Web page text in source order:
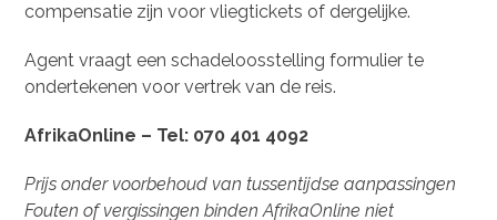
compensatie zijn voor vliegtickets of dergelijke.
Agent vraagt een schadeloosstelling formulier te
ondertekenen voor vertrek van de reis.
AfrikaOnline – Tel: 070 401 4092
Prijs onder voorbehoud van tussentijdse aanpassingen
Fouten of vergissingen binden AfrikaOnline niet